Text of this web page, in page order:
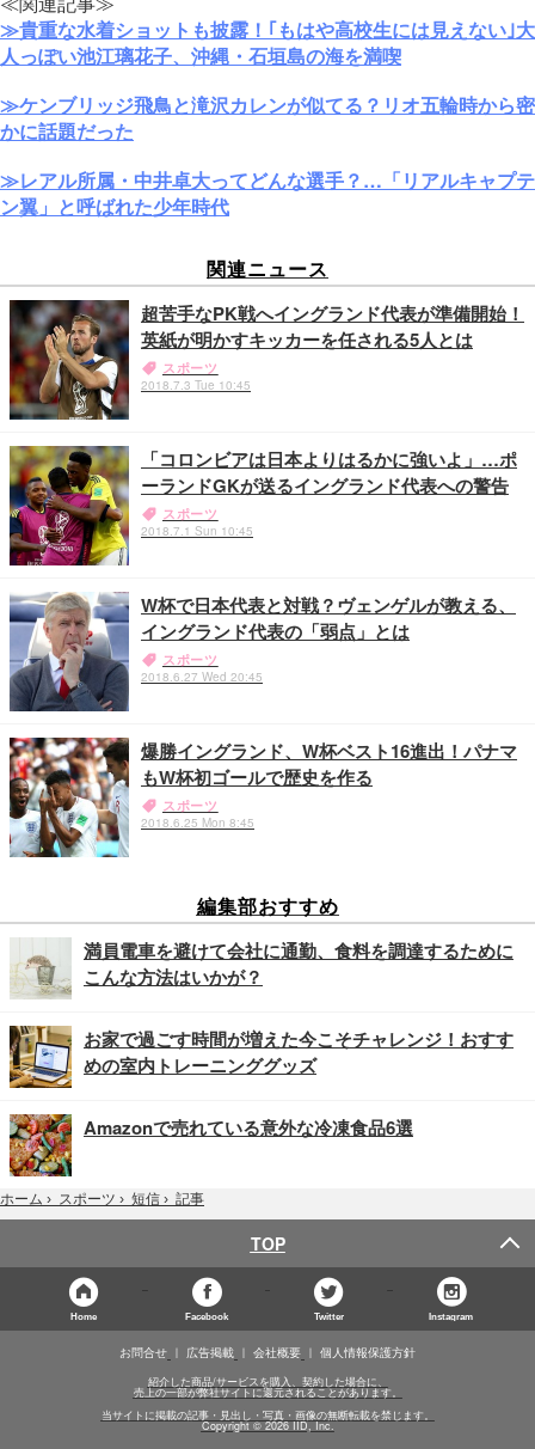
≫貴重な水着ショットも披露！｢もはや高校生には見えない｣大
人っぽい池江璃花子、沖縄・石垣島の海を満喫
≫ケンブリッジ飛鳥と滝沢カレンが似てる？リオ五輪時から密
かに話題だった
≫レアル所属・中井卓大ってどんな選手？…「リアルキャプテ
ン翼」と呼ばれた少年時代
関連ニュース
超苦手なPK戦へイングランド代表が準備開始！
英紙が明かすキッカーを任される5人とは
スポーツ
2018.7.3 Tue 10:45
「コロンビアは日本よりはるかに強いよ」…ポ
ーランドGKが送るイングランド代表への警告
スポーツ
2018.7.1 Sun 10:45
W杯で日本代表と対戦？ヴェンゲルが教える、
イングランド代表の「弱点」とは
スポーツ
2018.6.27 Wed 20:45
爆勝イングランド、W杯ベスト16進出！パナマ
もW杯初ゴールで歴史を作る
スポーツ
2018.6.25 Mon 8:45
編集部おすすめ
満員電車を避けて会社に通勤、食料を調達するために
こんな方法はいかが？
お家で過ごす時間が増えた今こそチャレンジ！おすす
めの室内トレーニンググッズ
Amazonで売れている意外な冷凍食品6選
ホーム › スポーツ › 短信 › 記事
TOP
Home Facebook Twitter Instagram
お問合せ 広告掲載 会社概要 個人情報保護方針
紹介した商品/サービスを購入、契約した場合に、
売上の一部が弊社サイトに還元されることがあります。
当サイトに掲載の記事・見出し・写真・画像の無断転載を禁じます。
Copyright © 2026 IID, Inc.